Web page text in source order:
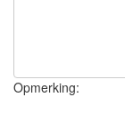
Opmerking: